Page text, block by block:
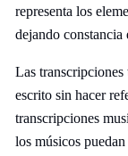
representa los
dejando constancia
Las transcripciones
escrito sin hacer
transcripciones
los músicos